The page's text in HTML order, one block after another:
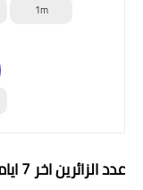
1m
عدد الزائرين اخر 7 ايام